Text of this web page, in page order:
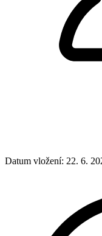
Datum vložení: 22. 6.